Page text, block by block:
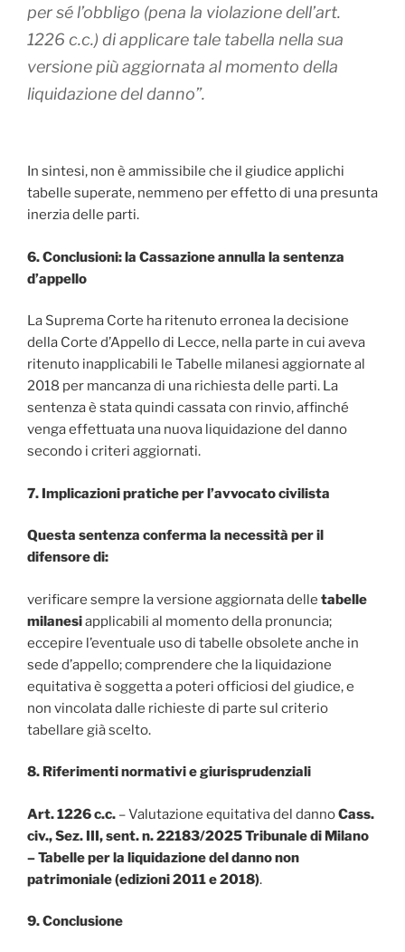
per sé l’obbligo (pena la violazione dell’art.
1226 c.c.) di applicare tale tabella nella sua
versione più aggiornata al momento della
liquidazione del danno”.
In sintesi, non è ammissibile che il giudice applichi
tabelle superate, nemmeno per effetto di una presunta
inerzia delle parti.
6. Conclusioni: la Cassazione annulla la sentenza
d’appello
La Suprema Corte ha ritenuto erronea la decisione
della Corte d’Appello di Lecce, nella parte in cui aveva
ritenuto inapplicabili le Tabelle milanesi aggiornate al
2018 per mancanza di una richiesta delle parti. La
sentenza è stata quindi cassata con rinvio, affinché
venga effettuata una nuova liquidazione del danno
secondo i criteri aggiornati.
7. Implicazioni pratiche per l’avvocato civilista
Questa sentenza conferma la necessità per il
difensore di:
verificare sempre la versione aggiornata delle tabelle
milanesiapplicabili al momento della pronuncia;
eccepire l’eventuale uso di tabelle obsolete anche in
sede d’appello; comprendere che la liquidazione
equitativa è soggetta a poteri officiosi del giudice, e
non vincolata dalle richieste di parte sul criterio
tabellare già scelto.
8. Riferimenti normativi e giurisprudenziali
Art. 1226 c.c. – Valutazione equitativa del dannoCass.
civ., Sez. III, sent. n. 22183/2025 Tribunale di Milano
– Tabelle per la liquidazione del danno non
patrimoniale (edizioni 2011 e 2018).
9. Conclusione